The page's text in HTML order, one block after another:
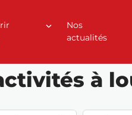
Nos
actualités
à